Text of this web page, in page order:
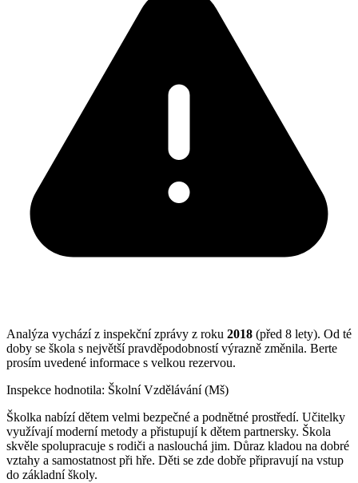
Analýza vychází z inspekční zprávy z roku 2018 (před 8 lety). Od té
doby se škola s největší pravděpodobností výrazně změnila. Berte
prosím uvedené informace s velkou rezervou.
Inspekce hodnotila: Školní Vzdělávání (Mš)
Školka nabízí dětem velmi bezpečné a podnětné prostředí. Učitelky
využívají moderní metody a přistupují k dětem partnersky. Škola
skvěle spolupracuje s rodiči a naslouchá jim. Důraz kladou na dobré
vztahy a samostatnost při hře. Děti se zde dobře připravují na vstup
do základní školy.